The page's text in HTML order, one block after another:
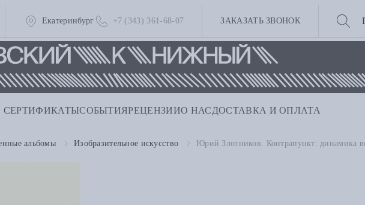
Екатеринбург +7 (343) 361-68-07 ЗАКАЗАТЬ ЗВОНОК
СЕРТИФИКАТЫСОБЫТИЯРЕЦЕНЗИИО НАС ДОСТАВКА И ОПЛАТА
альбомы Изобразительное искусство Юрий Злотников. Контрапункт: динамика